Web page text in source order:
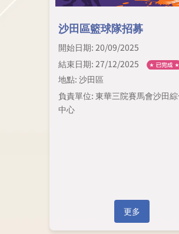
沙田區籃球隊招募
開始日期: 20/09/2025
結束日期: 27/12/2025
地點: 沙田區
負責單位: 東華三院賽馬會沙田
中心
更多